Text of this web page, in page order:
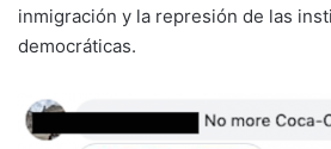
inmigración y la represión de las
democráticas.